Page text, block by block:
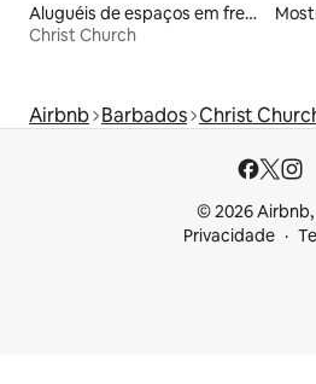
Aluguéis de espaços em frente à praia
Christ Church
Airbnb Barbados Christ
© 2026 Airbnb,
Privacidade